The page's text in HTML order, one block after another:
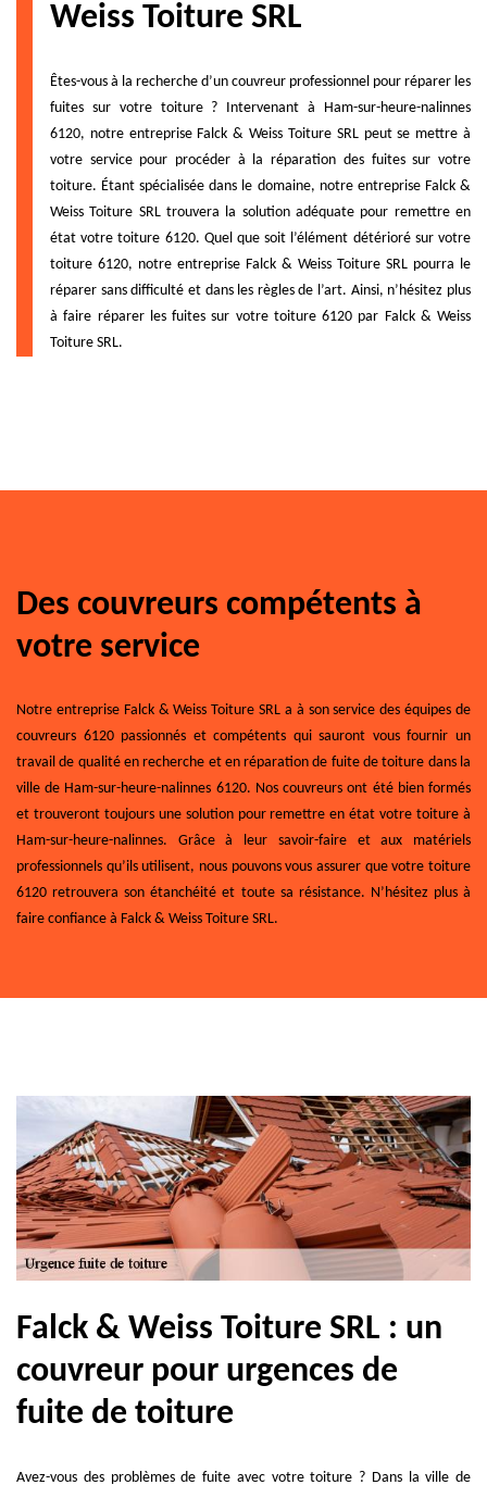
Weiss Toiture SRL
Êtes-vous à la recherche d’un couvreur professionnel pour réparer les
fuites sur votre toiture ? Intervenant à Ham-sur-heure-nalinnes
6120, notre entreprise Falck & Weiss Toiture SRL peut se mettre à
votre service pour procéder à la réparation des fuites sur votre
toiture. Étant spécialisée dans le domaine, notre entreprise Falck &
Weiss Toiture SRL trouvera la solution adéquate pour remettre en
état votre toiture 6120. Quel que soit l’élément détérioré sur votre
toiture 6120, notre entreprise Falck & Weiss Toiture SRL pourra le
réparer sans difficulté et dans les règles de l’art. Ainsi, n’hésitez plus
à faire réparer les fuites sur votre toiture 6120 par Falck & Weiss
Toiture SRL.
Des couvreurs compétents à
votre service
Notre entreprise Falck & Weiss Toiture SRL a à son service des équipes de
couvreurs 6120 passionnés et compétents qui sauront vous fournir un
travail de qualité en recherche et en réparation de fuite de toiture dans la
ville de Ham-sur-heure-nalinnes 6120. Nos couvreurs ont été bien formés
et trouveront toujours une solution pour remettre en état votre toiture à
Ham-sur-heure-nalinnes. Grâce à leur savoir-faire et aux matériels
professionnels qu’ils utilisent, nous pouvons vous assurer que votre toiture
6120 retrouvera son étanchéité et toute sa résistance. N’hésitez plus à
faire confiance à Falck & Weiss Toiture SRL.
Falck & Weiss Toiture SRL : un
couvreur pour urgences de
fuite de toiture
Avez-vous des problèmes de fuite avec votre toiture ? Dans la ville de